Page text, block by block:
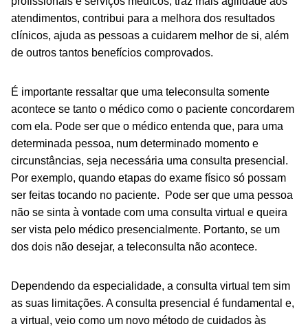
atendimentos, contribui para a melhora dos resultados
clínicos, ajuda as pessoas a cuidarem melhor de si, além
de outros tantos benefícios comprovados.
É importante ressaltar que uma teleconsulta somente
acontece se tanto o médico como o paciente concordarem
com ela. Pode ser que o médico entenda que, para uma
determinada pessoa, num determinado momento e
circunstâncias, seja necessária uma consulta presencial.
Por exemplo, quando etapas do exame físico só possam
ser feitas tocando no paciente. Pode ser que uma pessoa
não se sinta à vontade com uma consulta virtual e queira
ser vista pelo médico presencialmente. Portanto, se um
dos dois não desejar, a teleconsulta não acontece.
Dependendo da especialidade, a consulta virtual tem sim
as suas limitações. A consulta presencial é fundamental e,
a virtual, veio como um novo método de cuidados às